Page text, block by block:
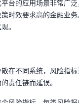
台的应用场景非常广
时效要求高的金融业
。
在不同系统，风险指标
责任链而延误。